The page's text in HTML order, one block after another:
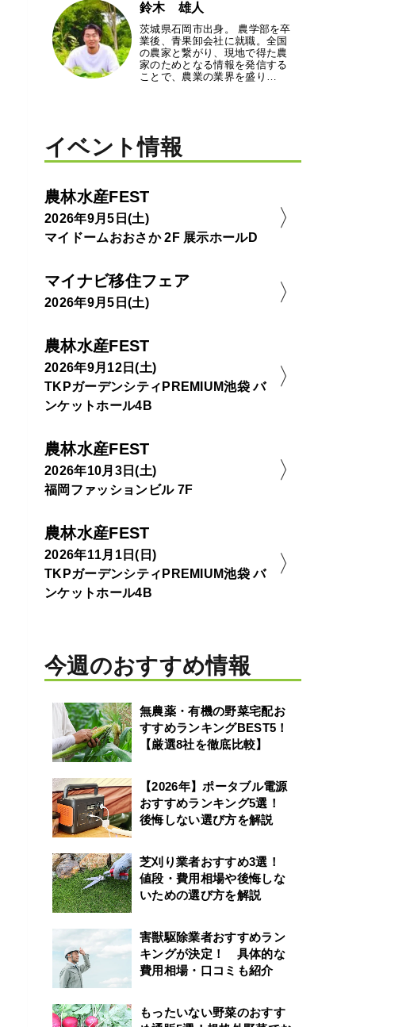
鈴木 雄人
茨城県石岡市出身。 農学部を卒
業後、青果卸会社に就職。全国
の農家と繋がり、現地で得た農
家のためとなる情報を発信する
ことで、農業の業界を盛り…
イベント情報
農林水産FEST
2026年9月5日(土)
マイドームおおさか 2F 展示ホールD
マイナビ移住フェア
2026年9月5日(土)
農林水産FEST
2026年9月12日(土)
TKPガーデンシティPREMIUM池袋 バ
ンケットホール4B
農林水産FEST
2026年10月3日(土)
福岡ファッションビル 7F
農林水産FEST
2026年11月1日(日)
TKPガーデンシティPREMIUM池袋 バ
ンケットホール4B
今週のおすすめ情報
無農薬・有機の野菜宅配お
すすめランキングBEST5！
【厳選8社を徹底比較】
【2026年】ポータブル電源
おすすめランキング5選！
後悔しない選び方を解説
芝刈り業者おすすめ3選！
値段・費用相場や後悔しな
いための選び方を解説
害獣駆除業者おすすめラン
キングが決定！ 具体的な
費用相場・口コミも紹介
もったいない野菜のおすす